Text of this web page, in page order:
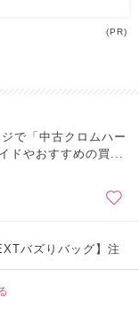
(PR)
で「中古クロムハー
ドやおすすめの買...
バズりバッグ】注